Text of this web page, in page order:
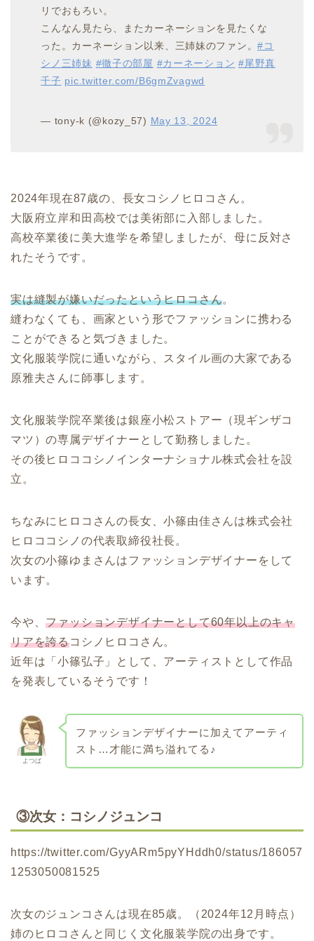
リでおもろい。
こんなん見たら、またカーネーションを見たくな
った。カーネーション以来、三姉妹のファン。#コ
シノ三姉妹 #徹子の部屋 #カーネーション #尾野真
千子 pic.twitter.com/B6gmZvagwd
— tony-k (@kozy_57) May 13, 2024
2024年現在87歳の、長女コシノヒロコさん。
大阪府立岸和田高校では美術部に入部しました。
高校卒業後に美大進学を希望しましたが、母に反対さ
れたそうです。
実は縫製が嫌いだったというヒロコさん。
縫わなくても、画家という形でファッションに携わる
ことができると気づきました。
文化服装学院に通いながら、スタイル画の大家である
原雅夫さんに師事します。
文化服装学院卒業後は銀座小松ストアー（現ギンザコ
マツ）の専属デザイナーとして勤務しました。
その後ヒロココシノインターナショナル株式会社を設
立。
ちなみにヒロコさんの長女、小篠由佳さんは株式会社
ヒロココシノの代表取締役社長。
次女の小篠ゆまさんはファッションデザイナーをして
います。
今や、ファッションデザイナーとして60年以上のキャ
リアを誇るコシノヒロコさん。
近年は「小篠弘子」として、アーティストとして作品
を発表しているそうです！
よつば
ファッションデザイナーに加えてアーティ
スト…才能に満ち溢れてる♪
③次女：コシノジュンコ
https://twitter.com/GyyARm5pyYHddh0/status/186057
1253050081525
次女のジュンコさんは現在85歳。（2024年12月時点）
姉のヒロコさんと同じく文化服装学院の出身です。